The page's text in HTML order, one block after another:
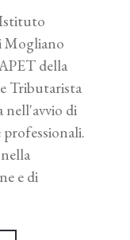
Mogliano
della
Tributarista
nell'avvio di
professionali.
e di